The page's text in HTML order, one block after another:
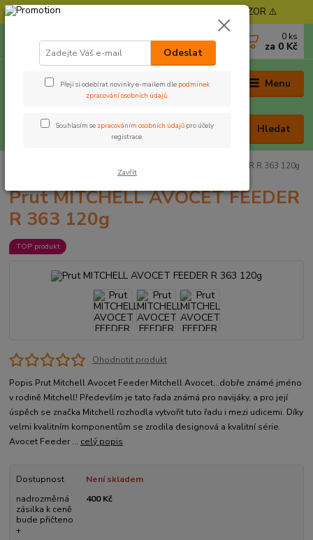
⚠️ POZOR - Objednávky expedujeme od 11. 8. - POZOR ⚠️
Menu
Hledat
0 ks
za 0 Kč
Prut MITCHELL AVOCET FEEDER R 363 120g
Prut MITCHELL AVOCET FEEDER
R 363 120g
TOP produkt
Ohodnotit produkt
Popis Prut Mitchell Avocet Feeder Mitchell Avocet...dobře známé jméno
v rodině Mitchell! Především je tato řada známá pro navijáky, a pro její
úspěch se značka Mitchell rozhodla vytvořit tuto řadu i mezi udicemi. Díky
velmi kvalitním komponentům se zrodila designová a kvalitní série.
Avocet Feeder ... celý popis
Dostupnost
Není skladem
nadrozměrná
zásilka k ceně
bude přičteno
+
400 Kč
Odeslat
Přeji si odebírat novinky e-mailem dle podmínek
zpracování osobních údajů.
Souhlasím se zpracováním osobních údajů pro účely
registrace.
Zavřít